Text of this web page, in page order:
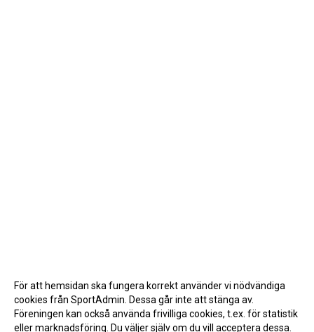
För att hemsidan ska fungera korrekt använder vi nödvändiga
cookies från SportAdmin. Dessa går inte att stänga av.
Föreningen kan också använda frivilliga cookies, t.ex. för statistik
eller marknadsföring. Du väljer själv om du vill acceptera dessa.